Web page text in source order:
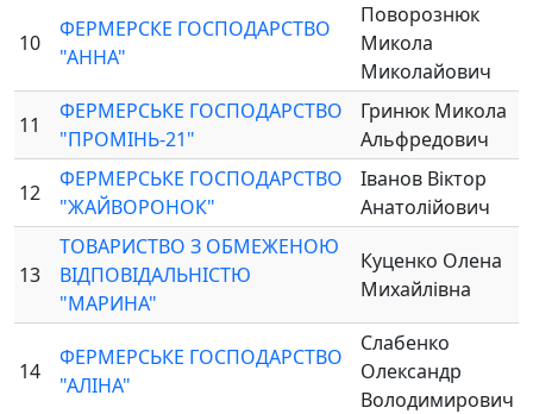
10
ФЕРМЕРСКЕ ГОСПОДАРСТВО
"АННА"
Поворознюк
Микола
Миколайович
11
ФЕРМЕРСЬКЕ ГОСПОДАРСТВО
"ПРОМІНЬ-21"
Гринюк Микола
Альфредович
12
ФЕРМЕРСЬКЕ ГОСПОДАРСТВО
"ЖАЙВОРОНОК"
Іванов Віктор
Анатолійович
13
ТОВАРИСТВО З ОБМЕЖЕНОЮ
ВІДПОВІДАЛЬНІСТЮ
"МАРИНА"
Куценко Олена
Михайлівна
14
ФЕРМЕРСЬКЕ ГОСПОДАРСТВО
"АЛІНА"
Слабенко
Олександр
Володимирович